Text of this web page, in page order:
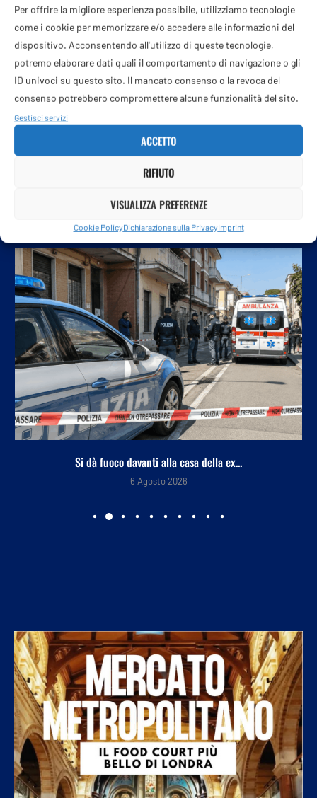
Per offrire la migliore esperienza possibile, utilizziamo tecnologie
come i cookie per memorizzare e/o accedere alle informazioni del
dispositivo. Acconsentendo all'utilizzo di queste tecnologie,
potremo elaborare dati quali il comportamento di navigazione o gli
ID univoci su questo sito. Il mancato consenso o la revoca del
consenso potrebbero compromettere alcune funzionalità del sito.
Gestisci servizi
ACCETTO
RIFIUTO
VISUALIZZA PREFERENZE
Cookie PolicyDichiarazione sulla PrivacyImprint
Dalla moglie «sottomessa», all’ideologia woke in «Kung Fu
Panda»: tutte le posizioni controverse di Adinolfi
PROSSIMO POST
Argentina, Messi furioso dopo rigore sbagliato: “Ho deluso
tutti”
Si dà fuoco davanti alla casa della ex...
6 Agosto 2026